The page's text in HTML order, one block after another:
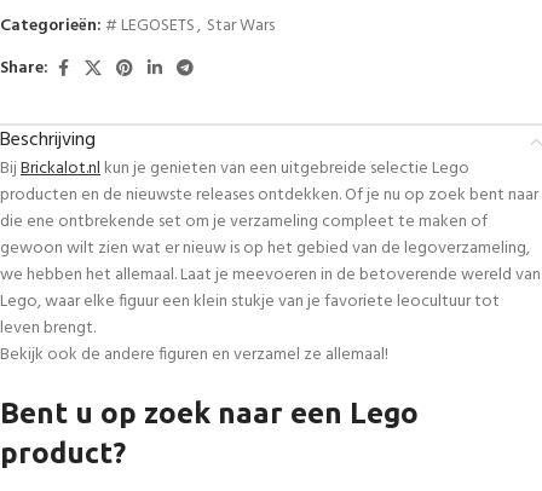
Categorieën:# LEGOSETS, Star Wars
Share:
Beschrijving
BijBrickalot.nlkun je genieten van een uitgebreide selectie Lego
producten en de nieuwste releases ontdekken. Of je nu op zoek bent naar
die ene ontbrekende set om je verzameling compleet te maken of
gewoon wilt zien wat er nieuw is op het gebied van de legoverzameling,
we hebben het allemaal. Laat je meevoeren in de betoverende wereld van
Lego, waar elke figuur een klein stukje van je favoriete leocultuur tot
leven brengt.
Bekijk ook de andere figuren en verzamel ze allemaal!
Bent u op zoek naar een Lego
product?